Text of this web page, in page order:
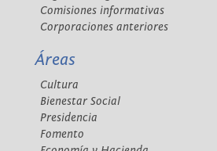
Comisiones informativas
Corporaciones anteriores
Áreas
Cultura
Bienestar Social
Presidencia
Fomento